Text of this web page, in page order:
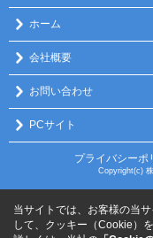
ホーム
会社概要
お問い合わせ
PCサイト
プライバシーポ
Copyright(c)
当サイトでは、お客様の当
して、クッキー（Cookie）